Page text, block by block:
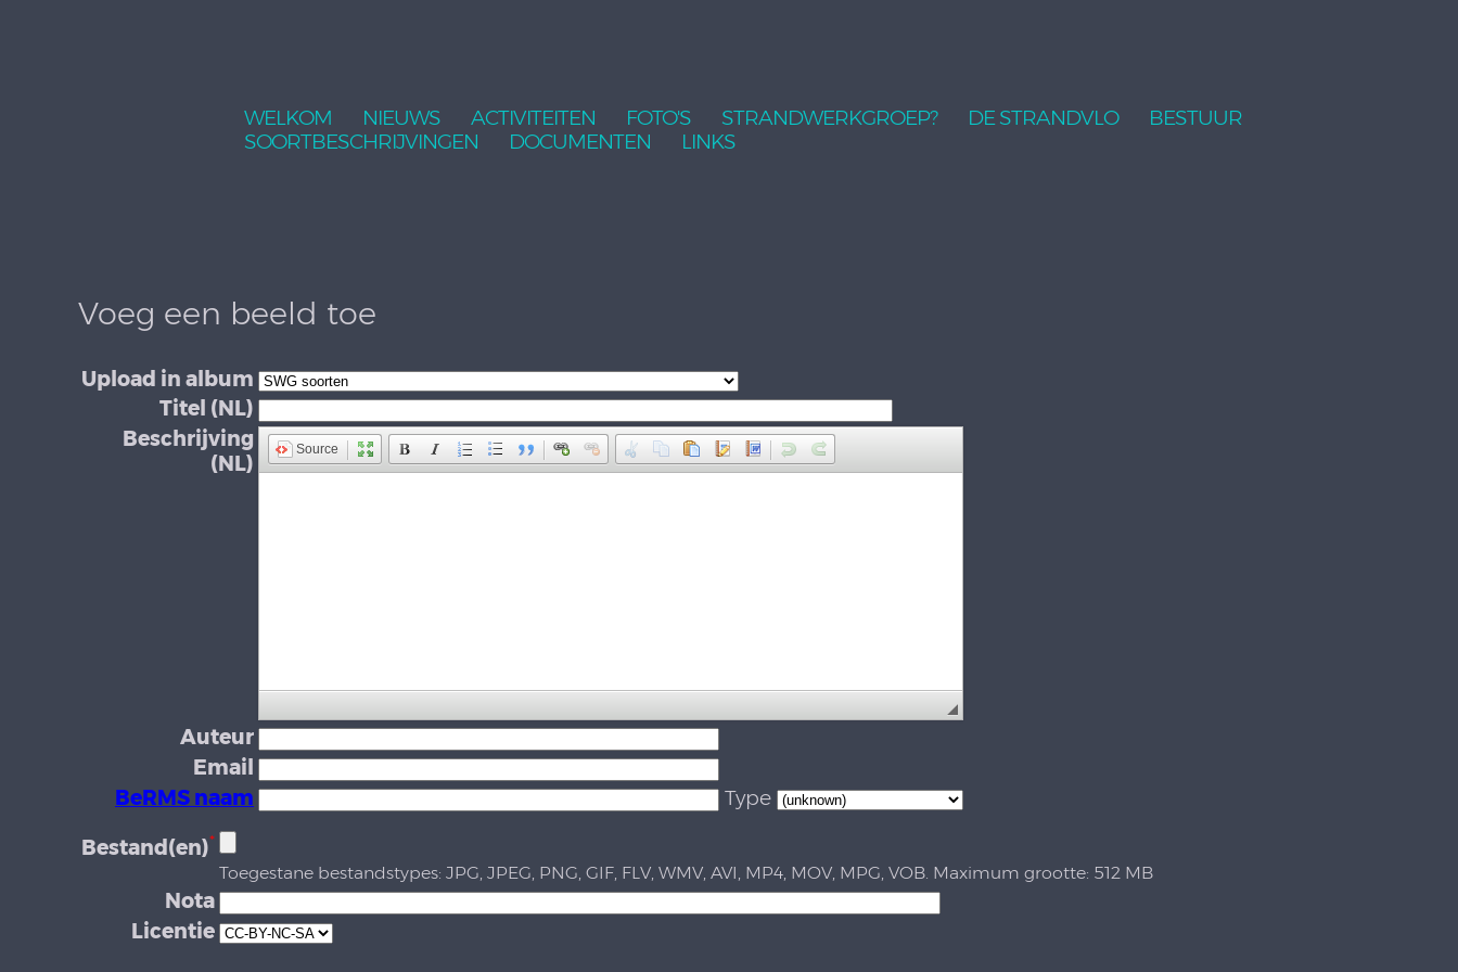
WELKOM NIEUWS ACTIVITEITEN FOTO'S STRANDWERKGROEP? DE STRANDVLO
BESTUUR
SOORTBESCHRIJVINGEN
DOCUMENTEN LINKS
Voeg een beeld toe
Upload in album
Titel (NL)
Beschrijving
(NL)
Source
Auteur
Email
BeRMS naam
Type
Bestand(en)*
Toegestane bestandstypes: JPG, JPEG, PNG, GIF, FLV, WMV, AVI, MP4, MOV, MPG, VOB. Maximum grootte: 512 MB
Nota
Licentie